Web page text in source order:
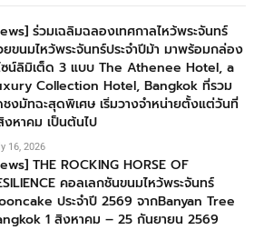
ร่วมเฉลิมฉลองเทศกาลไหว้พระจันทร์
ขนมไหว้พระจันทร์ประจำปีม้า มาพร้อมกล่อง
น์ลิมิเต็ด 3 แบบ The Athenee Hotel, a
Collection Hotel, Bangkok ที่รวม
งมัทฉะสุดพิเศษ เริ่มวางจำหน่ายตั้งแต่วันที่
งหาคม เป็นต้นไป
16, 2026
THE ROCKING HORSE OF
คอลเลกชันขนมไหว้พระจันทร์
ประจำปี 2569 จากBanyan Tree
1 สิงหาคม – 25 กันยายน 2569